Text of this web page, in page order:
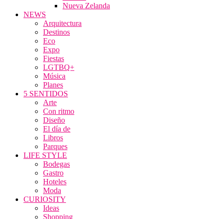
Nueva Zelanda
NEWS
Arquitectura
Destinos
Eco
Expo
Fiestas
LGTBQ+
Música
Planes
5 SENTIDOS
Arte
Con ritmo
Diseño
El día de
Libros
Parques
LIFE STYLE
Bodegas
Gastro
Hoteles
Moda
CURIOSITY
Ideas
Shopping